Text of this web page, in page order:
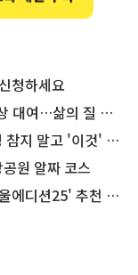
청하세요
…삶의 질 높인다
고 '이것' 해보세요!
원 알짜 코스
션25' 추천 코스